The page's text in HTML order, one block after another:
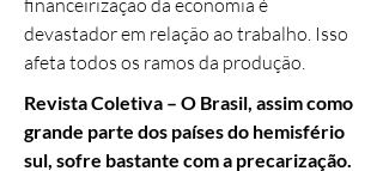
financeirização da economia é
devastador em relação ao trabalho. Isso
afeta todos os ramos da produção.
Revista Coletiva – O Brasil, assim como
grande parte dos países do hemisfério
sul, sofre bastante com a precarização.